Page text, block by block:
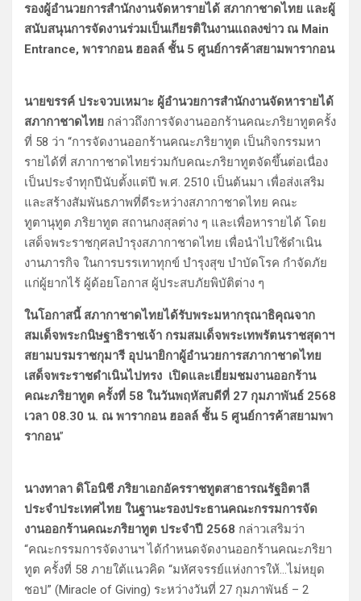
รองผู้อำนวยการสำนักงานจัดหารายได้ สภากาชาดไทย และผู้
สนับสนุนการจัดงานร่วมเป็นเกียรติในงานแถลงข่าว ณ Main
Entrance, พารากอน ฮอลล์ ชั้น 5 ศูนย์การค้าสยามพารากอน
นายขรรค์ ประจวบเหมาะ ผู้อำนวยการสำนักงานจัดหารายได้
สภากาชาดไทย กล่าวถึงการจัดงานออกร้านคณะภริยาทูตครั้ง
ที่ 58 ว่า “การจัดงานออกร้านคณะภริยาทูต เป็นกิจกรรมหา
รายได้ที่ สภากาชาดไทยร่วมกับคณะภริยาทูตจัดขึ้นต่อเนื่อง
เป็นประจำทุกปีนับตั้งแต่ปี พ.ศ. 2510 เป็นต้นมา เพื่อส่งเสริม
และสร้างสัมพันธภาพที่ดีระหว่างสภากาชาดไทย คณะ
ทูตานุทูต ภริยาทูต สถานกงสุลต่าง ๆ และเพื่อหารายได้ โดย
เสด็จพระราชกุศลบำรุงสภากาชาดไทย เพื่อนำไปใช้ดำเนิน
งานภารกิจ ในการบรรเทาทุกข์ บำรุงสุข บำบัดโรค กำจัดภัย
แก่ผู้ยากไร้ ผู้ด้อยโอกาส ผู้ประสบภัยพิบัติต่าง ๆ
ในโอกาสนี้ สภากาชาดไทยได้รับพระมหากรุณาธิคุณจาก
สมเด็จพระกนิษฐาธิราชเจ้า กรมสมเด็จพระเทพรัตนราชสุดาฯ
สยามบรมราชกุมารี อุปนายิกาผู้อำนวยการสภากาชาดไทย
เสด็จพระราชดำเนินไปทรง เปิดและเยี่ยมชมงานออกร้าน
คณะภริยาทูต ครั้งที่ 58 ในวันพฤหัสบดีที่ 27 กุมภาพันธ์ 2568
เวลา 08.30 น. ณ พารากอน ฮอลล์ ชั้น 5 ศูนย์การค้าสยามพา
รากอน”
นางทาลา ดิโอนิชี ภริยาเอกอัครราชทูตสาธารณรัฐอิตาลี
ประจำประเทศไทย ในฐานะรองประธานคณะกรรมการจัด
งานออกร้านคณะภริยาทูต ประจำปี 2568 กล่าวเสริมว่า
“คณะกรรมการจัดงานฯ ได้กำหนดจัดงานออกร้านคณะภริยา
ทูต ครั้งที่ 58 ภายใต้แนวคิด “มหัศจรรย์แห่งการให้…ไม่หยุด
ชอป” (Miracle of Giving) ระหว่างวันที่ 27 กุมภาพันธ์ – 2